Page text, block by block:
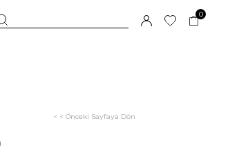
0
< < Önceki Sayfaya Dön